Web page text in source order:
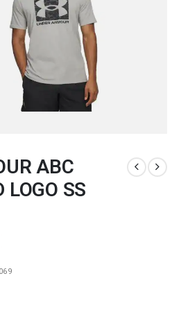
ABC
LOGO SS
τιμή